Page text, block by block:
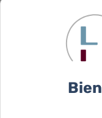
“Behind the
scenes”:
role in a
cohort